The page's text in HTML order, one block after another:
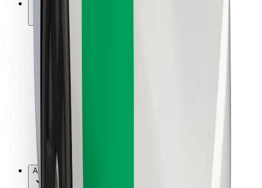
Per i Guidatori
Per i conducenti
Per corrieri
Per i proprietari di flotta
Per ristoranti
Bolt per le aziende
Altro